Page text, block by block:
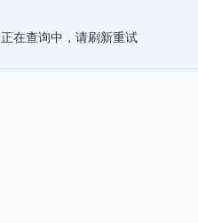
正在查询中，请刷新重试